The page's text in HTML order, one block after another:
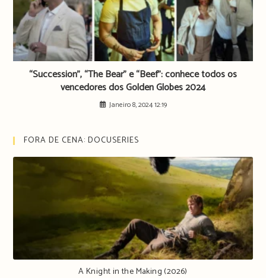
“Succession”, “The Bear” e “Beef”: conhece todos os
vencedores dos Golden Globes 2024
Janeiro 8, 2024 12:19
FORA DE CENA: DOCUSERIES
A Knight in the Making (2026)